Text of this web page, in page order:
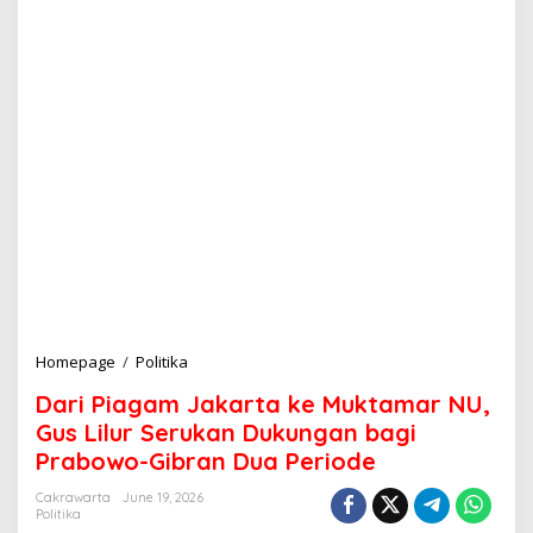
Homepage / Politika
r
i
P
i
a
Dari Piagam Jakarta ke Muktamar NU,
Gus Lilur Serukan Dukungan bagi
Prabowo-Gibran Dua Periode
Cakrawarta
June 19, 2026
Politika